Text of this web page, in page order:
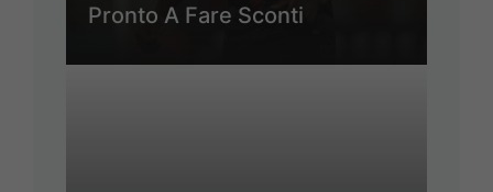
Pronto A Fare Sconti